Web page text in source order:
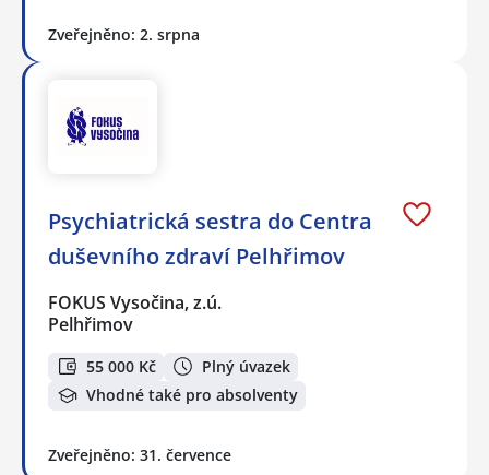
Zveřejněno: 2. srpna
Psychiatrická sestra do Centra
duševního zdraví Pelhřimov
FOKUS Vysočina, z.ú.
Pelhřimov
55 000 Kč
Plný úvazek
Vhodné také pro absolventy
Zveřejněno: 31. července